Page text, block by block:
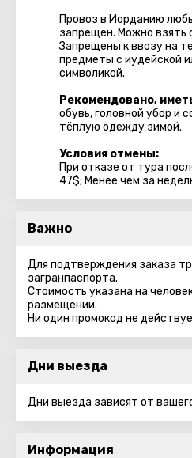
Провоз в Иорданию
запрещен. Можно взять
Запрещены к ввозу на
предметы с иудейской
символикой.
Рекомендовано,
обувь, головной убор и
тёплую одежду зимой.
Условия отмены:
При отказе от тура
47$; Менее чем за
Важно
Для подтверждения заказа
загранпаспорта.
Стоимость указана на
размещении.
Ни один промокод не
Дни выезда
Дни выезда зависят от
Информация